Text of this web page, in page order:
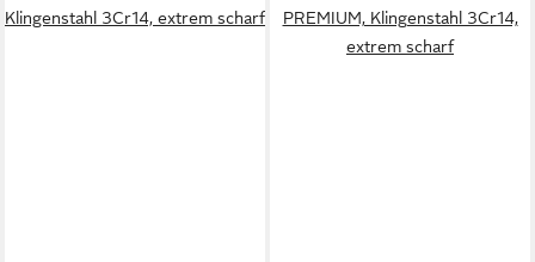
Klingenstahl 3Cr14, extrem scharf
PREMIUM, Klingenstahl 3Cr14,
extrem scharf